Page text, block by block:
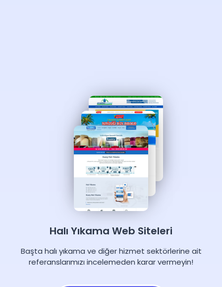
Halı Yıkama Web Siteleri
Başta halı yıkama ve diğer hizmet sektörlerine ait
referanslarımızı incelemeden karar vermeyin!